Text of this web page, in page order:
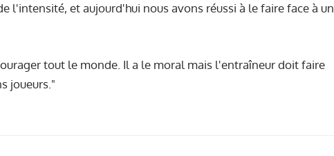
l'intensité, et aujourd'hui nous avons réussi à le faire face à un
tout le monde. Il a le moral mais l'entraîneur doit faire
joueurs."